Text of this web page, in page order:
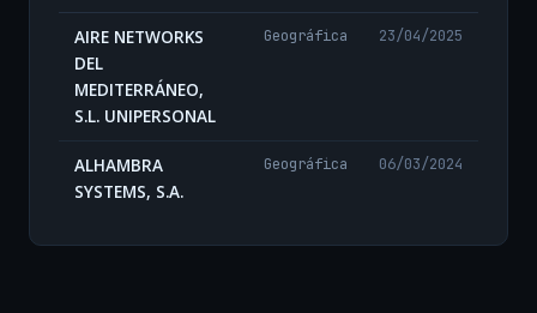
AIRE NETWORKS
DEL
MEDITERRÁNEO,
S.L. UNIPERSONAL
Geográfica 23/04/2025
ALHAMBRA
SYSTEMS, S.A.
Geográfica 06/03/2024